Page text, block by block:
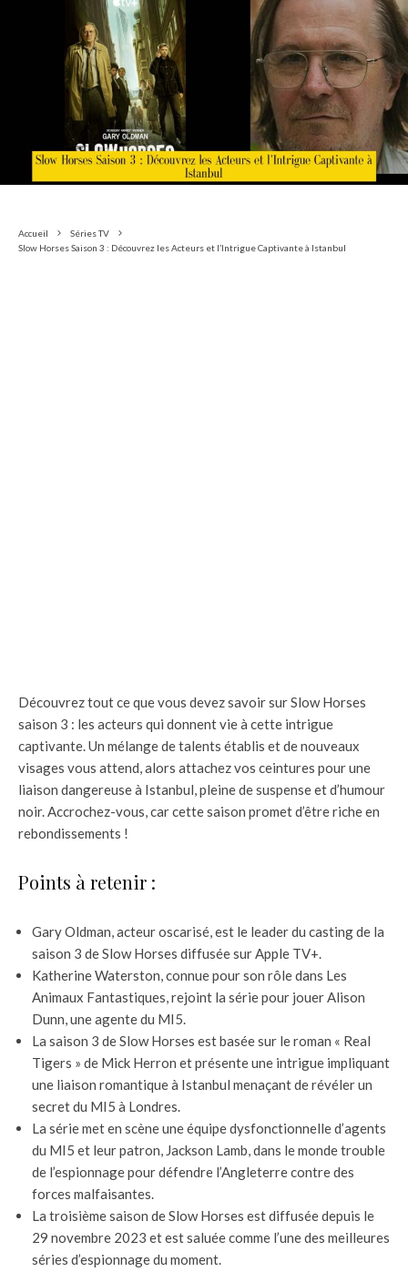
Accueil
Séries TV
Slow Horses Saison 3 : Découvrez les Acteurs et l’Intrigue Captivante à Istanbul
Découvrez tout ce que vous devez savoir sur Slow Horses
saison 3 : les acteurs qui donnent vie à cette intrigue
captivante. Un mélange de talents établis et de nouveaux
visages vous attend, alors attachez vos ceintures pour une
liaison dangereuse à Istanbul, pleine de suspense et d’humour
noir. Accrochez-vous, car cette saison promet d’être riche en
rebondissements !
Points à retenir :
Gary Oldman, acteur oscarisé, est le leader du casting de la
saison 3 de Slow Horses diffusée sur Apple TV+.
Katherine Waterston, connue pour son rôle dans Les
Animaux Fantastiques, rejoint la série pour jouer Alison
Dunn, une agente du MI5.
La saison 3 de Slow Horses est basée sur le roman « Real
Tigers » de Mick Herron et présente une intrigue impliquant
une liaison romantique à Istanbul menaçant de révéler un
secret du MI5 à Londres.
La série met en scène une équipe dysfonctionnelle d’agents
du MI5 et leur patron, Jackson Lamb, dans le monde trouble
de l’espionnage pour défendre l’Angleterre contre des
forces malfaisantes.
La troisième saison de Slow Horses est diffusée depuis le
29 novembre 2023 et est saluée comme l’une des meilleures
séries d’espionnage du moment.